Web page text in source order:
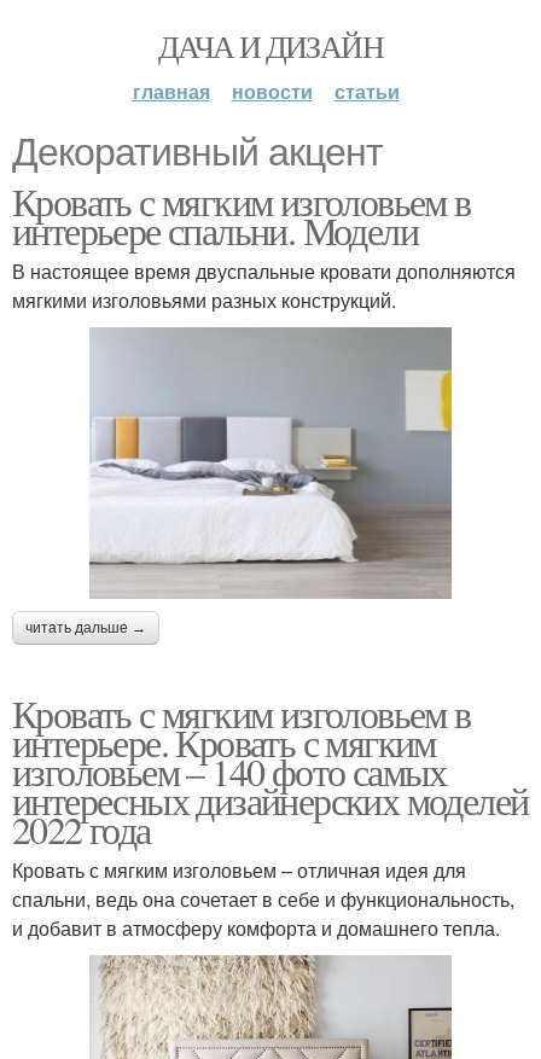
ДАЧА И ДИЗАЙН
главная новости статьи
Декоративный акцент
Кровать с мягким изголовьем в
интерьере спальни. Модели
В настоящее время двуспальные кровати дополняются
мягкими изголовьями разных конструкций.
читать дальше →
Кровать с мягким изголовьем в
интерьере. Кровать с мягким
изголовьем – 140 фото самых
интересных дизайнерских моделей
2022 года
Кровать с мягким изголовьем – отличная идея для
спальни, ведь она сочетает в себе и функциональность,
и добавит в атмосферу комфорта и домашнего тепла.